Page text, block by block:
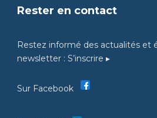
Rester en contact
Restez informé des actualités et
newsletter : S’inscrire ▸
Sur Facebook